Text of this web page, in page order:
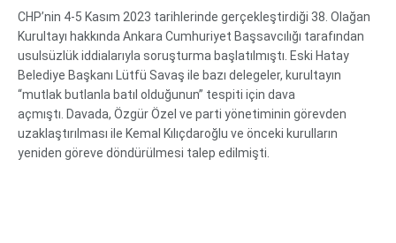
CHP’nin 4-5 Kasım 2023 tarihlerinde gerçekleştirdiği 38. Olağan
Kurultayı hakkında Ankara Cumhuriyet Başsavcılığı tarafından
usulsüzlük iddialarıyla soruşturma başlatılmıştı. Eski Hatay
Belediye Başkanı Lütfü Savaş ile bazı delegeler, kurultayın
“mutlak butlanla batıl olduğunun” tespiti için dava
açmıştı. Davada, Özgür Özel ve parti yönetiminin görevden
uzaklaştırılması ile Kemal Kılıçdaroğlu ve önceki kurulların
yeniden göreve döndürülmesi talep edilmişti.